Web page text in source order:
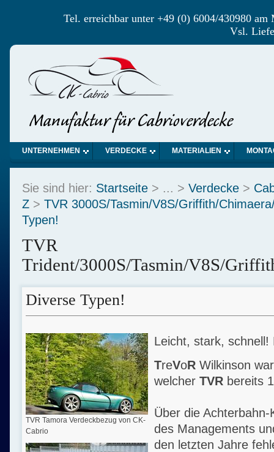
Tel. erreichbar unter +49 (0) 6004/430980
Vsl.
UNTERNEHMEN VERDECKE MATERIALIEN
Sie sind hier: Startseite > ... > Verdecke >
Z > TVR 3000S/Tasmin/V8S/Griffith/
Typen!
TVR
Trident/3000S/Tasmin/V8S/
Diverse Typen!
TVR Tamora Verdeckbezug von CK-
Cabrio
Leicht, stark, schnell!
TreVoR Wilkinson
welcher TVR bereits
Über die
des Managements
den letzten Jahre